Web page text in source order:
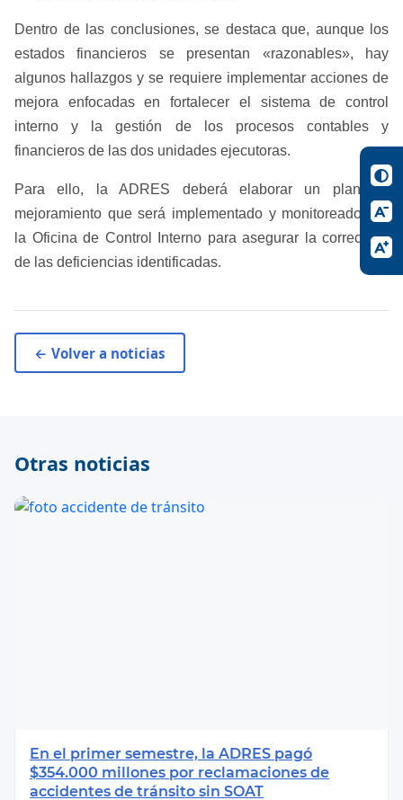
Dentro de las conclusiones, se destaca que, aunque los
estados financieros se presentan «razonables», hay
algunos hallazgos y se requiere implementar acciones de
mejora enfocadas en fortalecer el sistema de control
interno y la gestión de los procesos contables y
financieros de las dos unidades ejecutoras.
Para ello, la ADRES deberá elaborar un plan de
mejoramiento que será implementado y monitoreado por
la Oficina de Control Interno para asegurar la corrección
de las deficiencias identificadas.
← Volver a noticias
Otras noticias
En el primer semestre, la ADRES pagó
$354.000 millones por reclamaciones de
accidentes de tránsito sin SOAT